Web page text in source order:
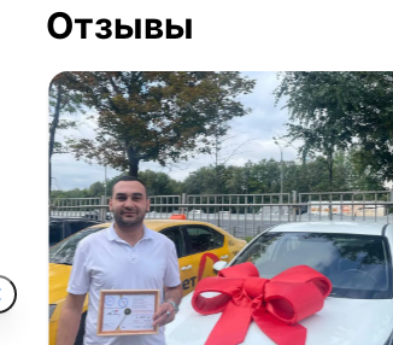
Отзывы